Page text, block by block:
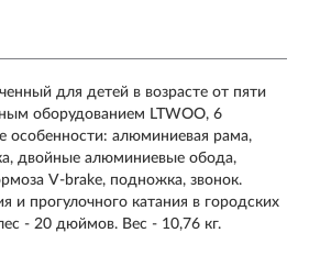
для детей в возрасте от пяти
оборудованием LTWOO, 6
особенности: алюминиевая рама,
двойные алюминиевые обода,
V-brake, подножка, звонок.
и прогулочного катания в городских
- 20 дюймов. Вес - 10,76 кг.